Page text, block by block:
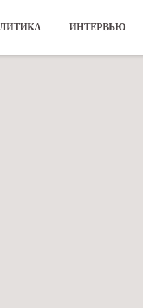
ИНТЕРВЬЮ